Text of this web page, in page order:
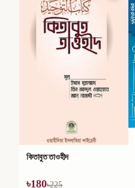
নবী (সা.)-এর সলাত সম্পাদনের
পদ্ধতি (পকেট)